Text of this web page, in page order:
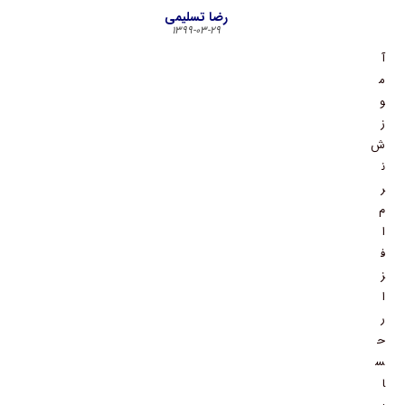
رضا تسلیمی
۱۳۹۹-۰۳-۲۹
آ
م
و
ز
ش
ن
ر
م
ا
ف
ز
ا
ر
ح
س
ا